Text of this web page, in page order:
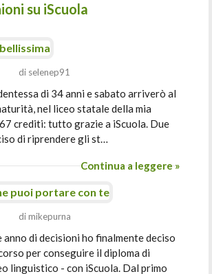
su iScuola
di selenep91
di 34 anni e sabato arriverò al
nel liceo statale della mia
crediti: tutto grazie a iScuola. Due
di riprendere gli st…
Continua a leggere »
puoi portare con te
di mikepurna
anno di decisioni ho finalmente deciso
per conseguire il diploma di
linguistico - con iScuola. Dal primo